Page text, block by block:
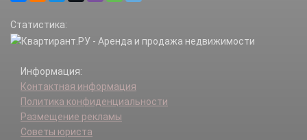
Статистика:
Информация:
Контактная информация
Политика конфиденциальности
Размещение рекламы
Советы юриста